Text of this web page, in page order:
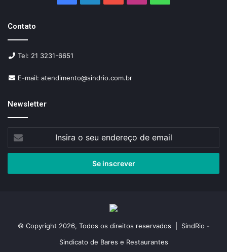
Contato
Tel: 21 3231-6651
E-mail: atendimento@sindrio.com.br
Newsletter
seu
de
© Copyright 2026, Todos os direitos reservados | SindRio -
Sindicato de Bares e Restaurantes